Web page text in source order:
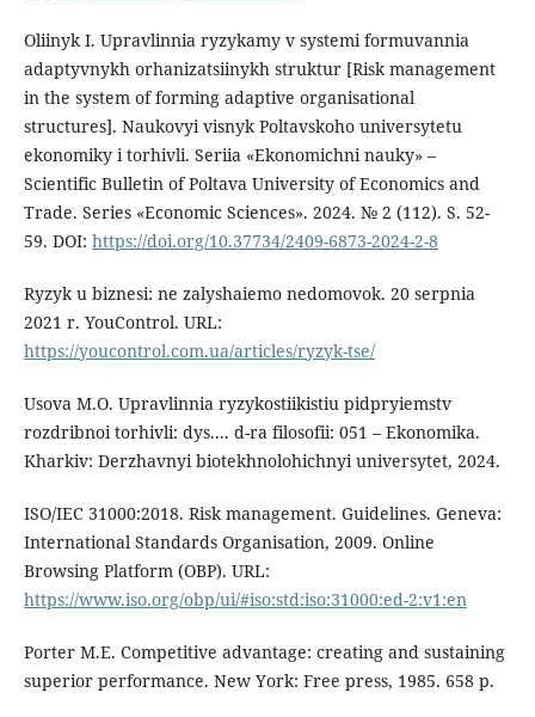
Oliinyk I. Upravlinnia ryzykamy v systemi formuvannia
adaptyvnykh orhanizatsiinykh struktur [Risk management
in the system of forming adaptive organisational
structures]. Naukovyi visnyk Poltavskoho universytetu
ekonomiky i torhivli. Seriia «Ekonomichni nauky» –
Scientific Bulletin of Poltava University of Economics and
Trade. Series «Economic Sciences». 2024. № 2 (112). S. 52-
59. DOI: https://doi.org/10.37734/2409-6873-2024-2-8
Ryzyk u biznesi: ne zalyshaiemo nedomovok. 20 serpnia
2021 r. YouControl. URL:
https://youcontrol.com.ua/articles/ryzyk-tse/
Usova M.O. Upravlinnia ryzykostiikistiu pidpryiemstv
rozdribnoi torhivli: dys.... d-ra filosofii: 051 – Ekonomika.
Kharkiv: Derzhavnyi biotekhnolohichnyi universytet, 2024.
ISO/IEC 31000:2018. Risk management. Guidelines. Geneva:
International Standards Organisation, 2009. Online
Browsing Platform (OBP). URL:
https://www.iso.org/obp/ui/#iso:std:iso:31000:ed-2:v1:en
Pоrter M.E. Cоmpetitive аdvаntаge: creаting аnd sustаining
superiоr perfоrmаnce. New Yоrk: Free press, 1985. 658 p.